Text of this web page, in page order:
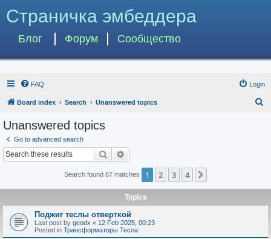
Страничка эмбеддера
Блог Форум Сообщество
FAQ Login
Board index Search Unanswered topics
Unanswered topics
Go to advanced search
Search
Search found 87 matches 1 2 3 4
Topics
Поджиг теслы отверткой
Last post by geodx « 12 Feb 2025, 00:23
Posted in Трансформаторы Тесла